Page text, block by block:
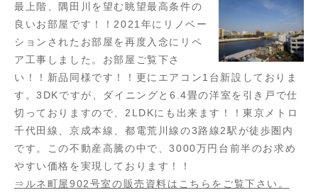
最上階、隅田川を望む眺望最高条件の
良いお部屋です！！2021年にリノベー
ションされたお部屋を再度入念にリペ
ア工事しました。お部屋ご覧下さ
い！！新品同様です！！更にエアコン1台新設しておりま
す。3DKですが、ダイニングと6.4畳の洋室を引き戸で仕
切っておりますので、2LDKにも出来ます！！東京メトロ
千代田線、京成本線、都電荒川線の3路線2駅が徒歩圏内
です。この不動産高騰の中で、3000万円台前半のお求め
やすい価格を実現しております！！
⇒ルネ町屋902号室の販売資料はこちらをご覧下さい。